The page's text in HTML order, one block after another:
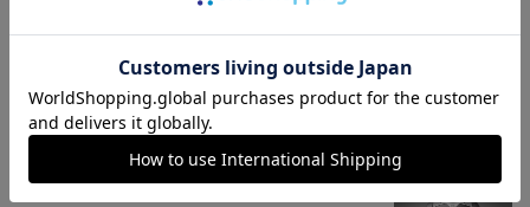
国産ブランド、カシオ【軽くて強
い“DLC加工”チタンウオッ
チ】“OCEANU...